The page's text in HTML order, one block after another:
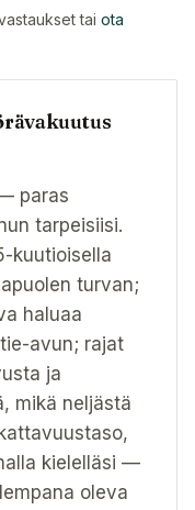
tai ota
paras
tarpeisiisi.
kuutioisella
turvan;
haluaa
avun; rajat
ja
mikä neljästä
kielelläsi —
oleva